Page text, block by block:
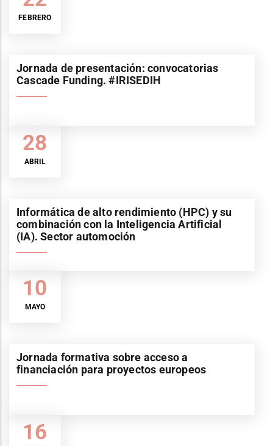
FEBRERO
28
ABRIL
Jornada de presentación: convocatorias
Cascade Funding. #IRISEDIH
10
MAYO
Informática de alto rendimiento (HPC) y su
combinación con la Inteligencia Artificial
(IA). Sector automoción
16
Jornada formativa sobre acceso a
financiación para proyectos europeos